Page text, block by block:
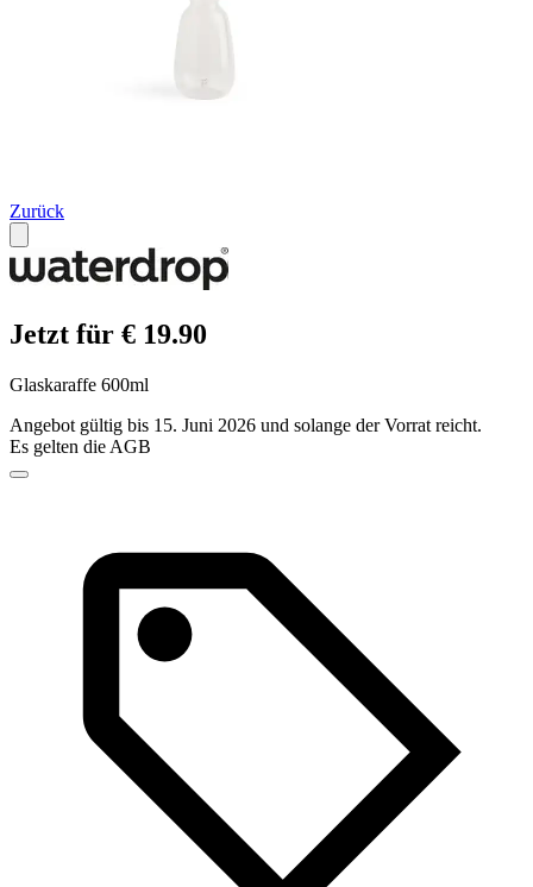
Zurück
Jetzt für € 19.90
Glaskaraffe 600ml
Angebot gültig bis 15. Juni 2026 und solange der Vorrat reicht.
Es gelten die AGB